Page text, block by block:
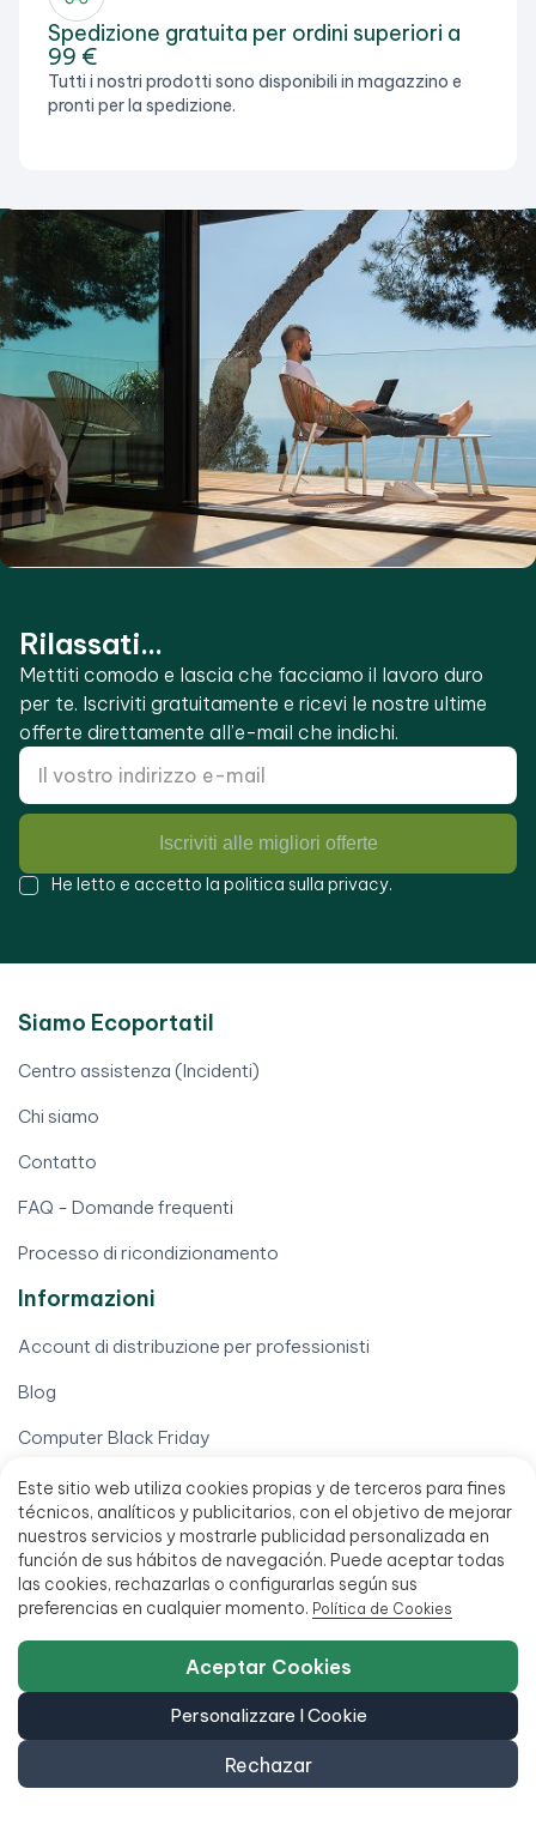
Spedizione gratuita per ordini superiori a
99 €
Tutti i nostri prodotti sono disponibili in magazzino e
pronti per la spedizione.
Rilassati...
Mettiti comodo e lascia che facciamo il lavoro duro
per te. Iscriviti gratuitamente e ricevi le nostre ultime
offerte direttamente all’e-mail che indichi.
Iscriviti alle migliori offerte
He letto e accetto la politica sulla privacy.
Este sitio web utiliza cookies propias y de terceros para fines
técnicos, analíticos y publicitarios, con el objetivo de mejorar
nuestros servicios y mostrarle publicidad personalizada en
función de sus hábitos de navegación. Puede aceptar todas
las cookies, rechazarlas o configurarlas según sus
preferencias en cualquier momento. Política de Cookies
Rechazar
Personalizzare I Cookie
Aceptar Cookies
Siamo Ecoportatil
Centro assistenza (Incidenti)
Chi siamo
Contatto
FAQ - Domande frequenti
Processo di ricondizionamento
Informazioni
Account di distribuzione per professionisti
Blog
Computer Black Friday
Computer per scuole
Eliminazione del certificato dati (ITAD)
Vendi il tuo cellulare
Vendi il tuo computer